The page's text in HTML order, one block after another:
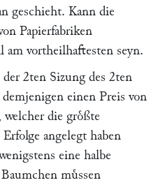
geschieht. Kann die
Papierfabriken
am vortheilhaftesten seyn.
2ten Sizung des 2ten
demjenigen einen Preis von
welcher die groͤßte
angelegt haben
eine halbe
muͤssen